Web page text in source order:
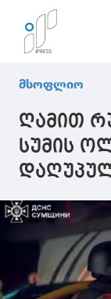
მსოფლიო
ღამით
სუმის